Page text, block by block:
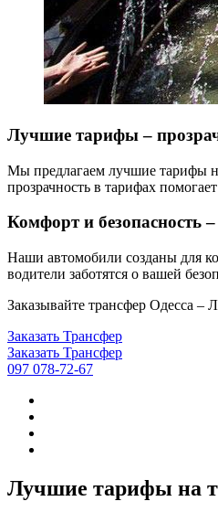
Лучшие тарифы –
Мы предлагаем лучшие тарифы
прозрачность в тарифах
Комфорт и безопасность
Наши автомобили созданы для
водители заботятся о вашей
Заказывайте трансфер Одесса
Заказать Трансфер
Заказать Трансфер
097 078-72-67
Лучшие тарифы на